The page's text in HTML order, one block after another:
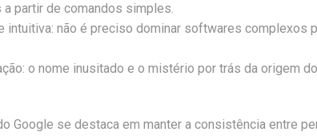
partir de comandos simples.
intuitiva: não é preciso dominar softwares
o nome inusitado e o mistério por trás da origem
Google se destaca em manter a consistência entre